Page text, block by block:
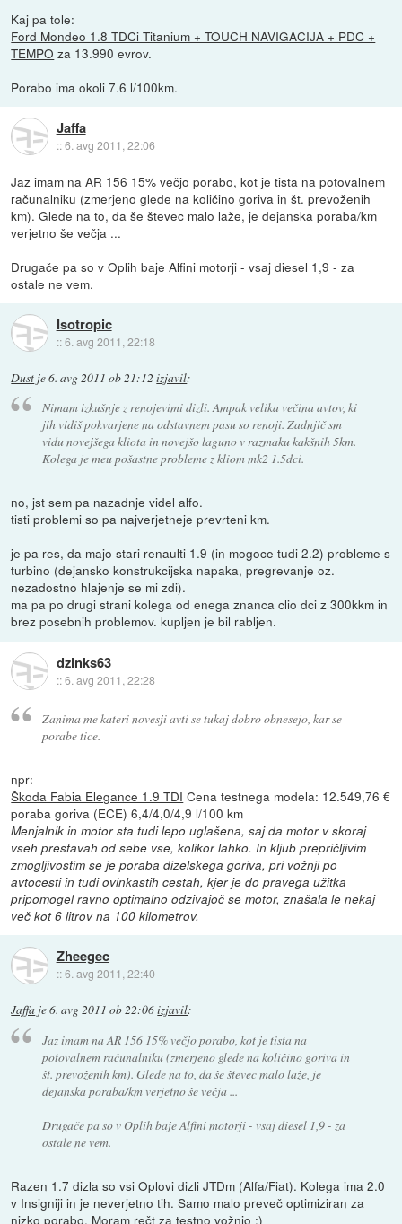
Kaj pa tole:
Ford Mondeo 1.8 TDCi Titanium + TOUCH NAVIGACIJA + PDC +
TEMPO za 13.990 evrov.
Porabo ima okoli 7.6 l/100km.
Jaffa
::6. avg 2011, 22:06
Jaz imam na AR 156 15% večjo porabo, kot je tista na potovalnem
računalniku (zmerjeno glede na količino goriva in št. prevoženih
km). Glede na to, da še števec malo laže, je dejanska poraba/km
verjetno še večja ...
Drugače pa so v Oplih baje Alfini motorji - vsaj diesel 1,9 - za
ostale ne vem.
Isotropic
::6. avg 2011, 22:18
Dust je6. avg 2011 ob 21:12 izjavil:
Nimam izkušnje z renojevimi dizli. Ampak velika večina avtov, ki
jih vidiš pokvarjene na odstavnem pasu so renoji. Zadnjič sm
vidu novejšega kliota in novejšo laguno v razmaku kakšnih 5km.
Kolega je meu pošastne probleme z kliom mk2 1.5dci.
no, jst sem pa nazadnje videl alfo.
tisti problemi so pa najverjetneje prevrteni km.
je pa res, da majo stari renaulti 1.9 (in mogoce tudi 2.2) probleme s
turbino (dejansko konstrukcijska napaka, pregrevanje oz.
nezadostno hlajenje se mi zdi).
ma pa po drugi strani kolega od enega znanca clio dci z 300kkm in
brez posebnih problemov. kupljen je bil rabljen.
dzinks63
::6. avg 2011, 22:28
Zanima me kateri novesji avti se tukaj dobro obnesejo, kar se
porabe tice.
npr:
Škoda Fabia Elegance 1.9 TDI Cena testnega modela: 12.549,76 €
poraba goriva (ECE) 6,4/4,0/4,9 l/100 km
Menjalnik in motor sta tudi lepo uglašena, saj da motor v skoraj
vseh prestavah od sebe vse, kolikor lahko. In kljub prepričljivim
zmogljivostim se je poraba dizelskega goriva, pri vožnji po
avtocesti in tudi ovinkastih cestah, kjer je do pravega užitka
pripomogel ravno optimalno odzivajoč se motor, znašala le nekaj
več kot 6 litrov na 100 kilometrov.
Zheegec
::6. avg 2011, 22:40
Jaffa je6. avg 2011 ob 22:06izjavil:
Jaz imam na AR 156 15% večjo porabo, kot je tista na
potovalnem računalniku (zmerjeno glede na količino goriva in
št. prevoženih km). Glede na to, da še števec malo laže, je
dejanska poraba/km verjetno še večja ...
Drugače pa so v Oplih baje Alfini motorji - vsaj diesel 1,9 - za
ostale ne vem.
Razen 1.7 dizla so vsi Oplovi dizli JTDm (Alfa/Fiat). Kolega ima 2.0
v Insigniji in je neverjetno tih. Samo malo preveč optimiziran za
nizko porabo. Moram rečt za testno vožnjo :)